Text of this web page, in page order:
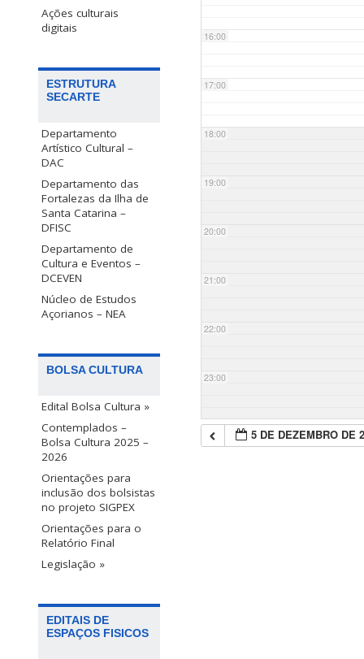
Ações culturais
digitais
ESTRUTURA
SECARTE
Departamento
Artístico Cultural –
DAC
Departamento das
Fortalezas da Ilha de
Santa Catarina –
DFISC
Departamento de
Cultura e Eventos –
DCEVEN
Núcleo de Estudos
Açorianos – NEA
BOLSA CULTURA
Edital Bolsa Cultura »
Contemplados –
Bolsa Cultura 2025 –
2026
Orientações para
inclusão dos bolsistas
no projeto SIGPEX
Orientações para o
Relatório Final
Legislação »
EDITAIS DE
ESPAÇOS FISICOS
16:00
17:00
18:00
19:00
20:00
21:00
22:00
23:00
5 DE DEZEMBRO DE